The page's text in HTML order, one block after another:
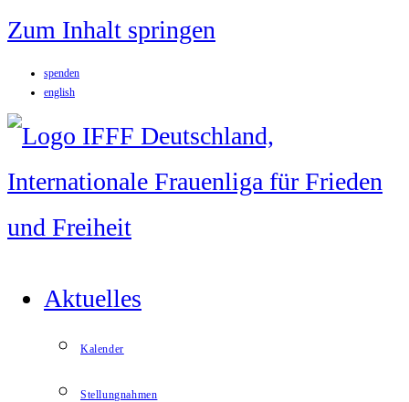
Zum Inhalt springen
spenden
english
Aktuelles
Kalender
Stellungnahmen